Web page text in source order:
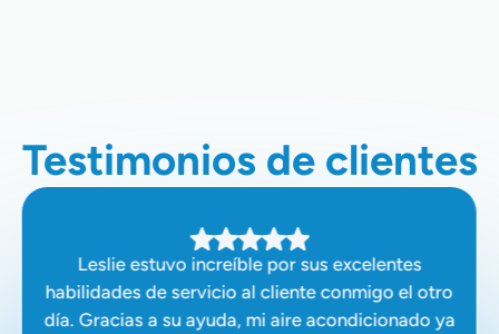
Testimonios de clientes
Leslie estuvo increíble por sus excelentes
habilidades de servicio al cliente conmigo el otro
día. Gracias a su ayuda, mi aire acondicionado ya